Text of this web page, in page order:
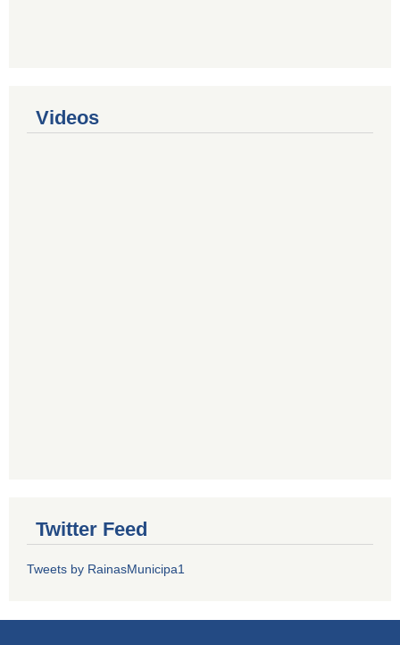
Videos
Twitter Feed
Tweets by RainasMunicipa1